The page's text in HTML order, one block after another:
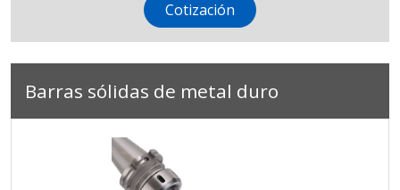
Cotización
Barras sólidas de metal duro